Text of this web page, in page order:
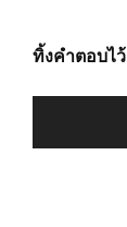
ทิ้งคำตอบไว้